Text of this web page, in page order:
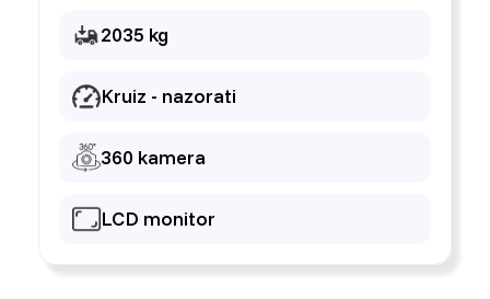
2035 kg
Kruiz - nazorati
360 kamera
LCD monitor